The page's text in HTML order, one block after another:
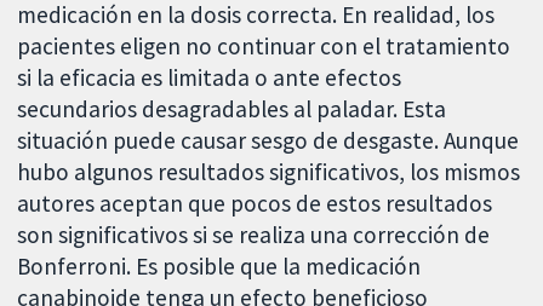
medicación en la dosis correcta. En realidad, los
pacientes eligen no continuar con el tratamiento
si la eficacia es limitada o ante efectos
secundarios desagradables al paladar. Esta
situación puede causar sesgo de desgaste. Aunque
hubo algunos resultados significativos, los mismos
autores aceptan que pocos de estos resultados
son significativos si se realiza una corrección de
Bonferroni. Es posible que la medicación
canabinoide tenga un efecto beneficioso